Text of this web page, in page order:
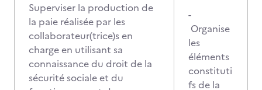
Superviser la production de
la paie réalisée par les
collaborateur(trice)s en
charge en utilisant sa
connaissance du droit de la
sécurité sociale et du
-
Organise
les
éléments
constituti
fs de la